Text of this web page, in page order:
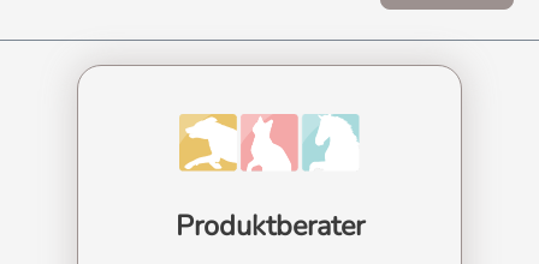
Produktberater